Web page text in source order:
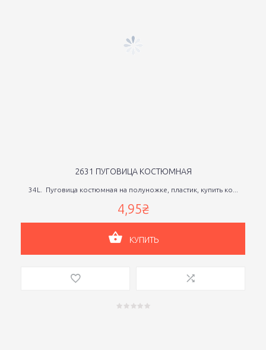
2631 ПУГОВИЦА КОСТЮМНАЯ
34L. Пуговица костюмная на полуножке, пластик, купить ко...
4,95₴
КУПИТЬ